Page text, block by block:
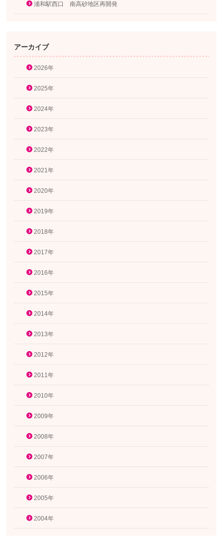
浦和駅西口 南高砂地区再開発
アーカイブ
2026年
2025年
2024年
2023年
2022年
2021年
2020年
2019年
2018年
2017年
2016年
2015年
2014年
2013年
2012年
2011年
2010年
2009年
2008年
2007年
2006年
2005年
2004年